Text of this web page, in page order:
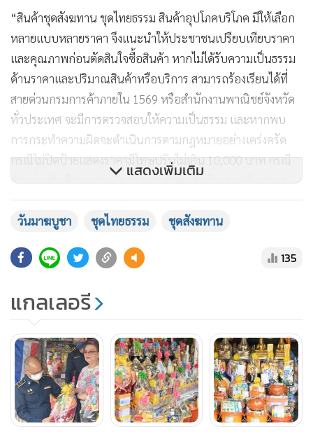
“สินค้าชุดสังฆทาน ชุดไทยธรรม สินค้าอุปโภคบริโภค มีให้เลือก
หลายแบบหลายราคา จึงแนะนำให้ประชาชนเปรียบเทียบราคา
และคุณภาพก่อนตัดสินใจซื้อสินค้า หากไม่ได้รับความเป็นธรรม
ด้านราคาและปริมาณสินค้าหรือบริการ สามารถร้องเรียนได้ที่
สายด่วนกรมการค้าภายใน 1569 หรือสำนักงานพาณิชย์จังหวัด
ทั่วประเทศ จะมีการตรวจสอบให้ความเป็นธรรม และหากพบ
การกระทำความผิดจะดำเนินการตามกฎหมายอย่างเคร่งครัด
กรณีไม่ปิดป้ายแสดงราคามีโทษปรับไม่เกิน 10,000 บาท กรณี
จำหน่ายสินค้าราคาสูงเกินสมควร กักตุนสินค้าและปฏิเสธการ
จำหน่ายต้องโทษจำคุกไม่เกิน 7 ปี หรือปรับไม่เกิน 140,000
บาท หรือทั้งจำทั้งปรับ” นายอุดมกล่าว
แสดงเพิ่มเติม
วันมาฆบูชา ชุดไทยธรรม ชุดสังฆทาน
135
แกลเลอรี